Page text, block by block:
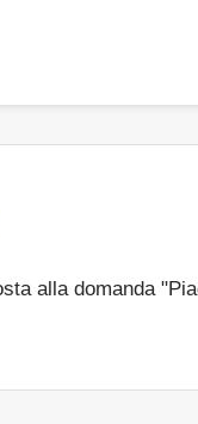
alla domanda